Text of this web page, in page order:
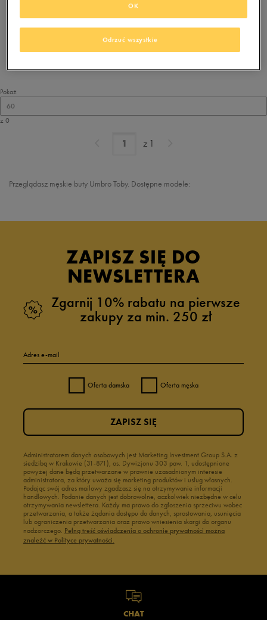
Brak produktów do wyświetlenia
usuń wybrane filtry
Pokaż
60
z 0
z 1
Przeglądasz męskie buty Umbro Toby. Dostępne modele:
ZAPISZ SIĘ DO
NEWSLETTERA
Zgarnij 10% rabatu na pierwsze
zakupy za min. 250 zł
Adres e-mail
Oferta damska Oferta męska
Administratorem danych osobowych jest Marketing Investment Group S.A. z
siedzibą w Krakowie (31-871), os. Dywizjonu 303 paw. 1, udostępnione
powyżej dane będą przetwarzane w prawnie uzasadnionym interesie
administratora, za który uważa się marketing produktów i usług własnych.
Podając swój adres mailowy zgadzasz się na otrzymywanie informacji
handlowych. Podanie danych jest dobrowolne, aczkolwiek niezbędne w celu
otrzymywania newslettera. Każdy ma prawo do zgłoszenia sprzeciwu wobec
przetwarzania, a także żądania dostępu do danych, sprostowania, usunięcia
lub ograniczenia przetwarzania oraz prawo wniesienia skargi do organu
nadzorczego. Pełną treść oświadczenia o ochronie prywatności można
znaleźć w Polityce prywatności.
ZAPISZ SIĘ
CHAT
Odrzuć wszystkie
OK